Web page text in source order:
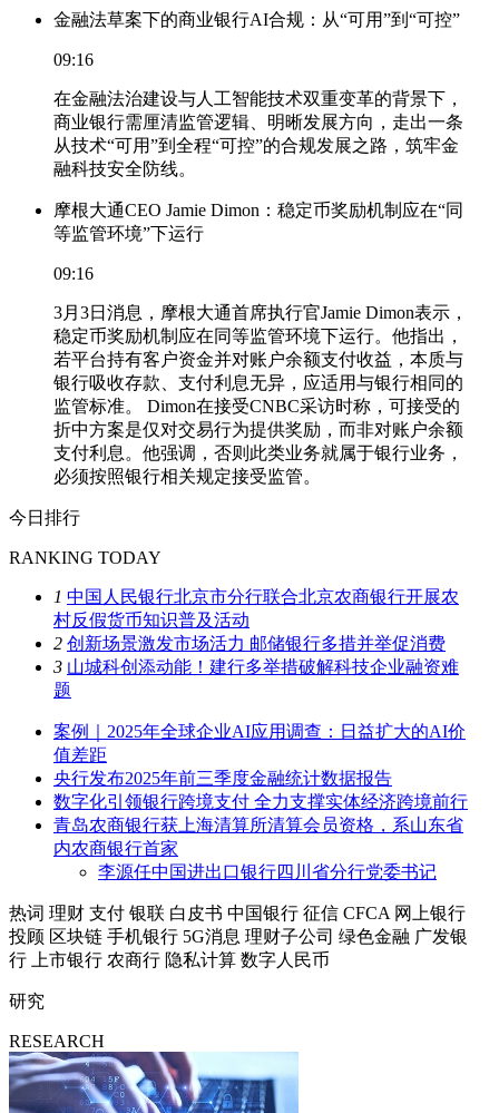
金融法草案下的商业银行AI合规：从“可用”到“可控”
09:16
在金融法治建设与人工智能技术双重变革的背景下，
商业银行需厘清监管逻辑、明晰发展方向，走出一条
从技术“可用”到全程“可控”的合规发展之路，筑牢金
融科技安全防线。
摩根大通CEO Jamie Dimon：稳定币奖励机制应在“同
等监管环境”下运行
09:16
3月3日消息，摩根大通首席执行官Jamie Dimon表示，
稳定币奖励机制应在同等监管环境下运行。他指出，
若平台持有客户资金并对账户余额支付收益，本质与
银行吸收存款、支付利息无异，应适用与银行相同的
监管标准。 Dimon在接受CNBC采访时称，可接受的
折中方案是仅对交易行为提供奖励，而非对账户余额
支付利息。他强调，否则此类业务就属于银行业务，
必须按照银行相关规定接受监管。
今日排行
RANKING TODAY
1 中国人民银行北京市分行联合北京农商银行开展农
村反假货币知识普及活动
2 创新场景激发市场活力 邮储银行多措并举促消费
3 山城科创添动能！建行多举措破解科技企业融资难
题
案例｜2025年全球企业AI应用调查：日益扩大的AI价
值差距
央行发布2025年前三季度金融统计数据报告
数字化引领银行跨境支付 全力支撑实体经济跨境前行
青岛农商银行获上海清算所清算会员资格，系山东省
内农商银行首家
李源任中国进出口银行四川省分行党委书记
热词 理财 支付 银联 白皮书 中国银行 征信 CFCA 网上银行
投顾 区块链 手机银行 5G消息 理财子公司 绿色金融 广发银
行
上市银行 农商行 隐私计算 数字人民币
研究
RESEARCH